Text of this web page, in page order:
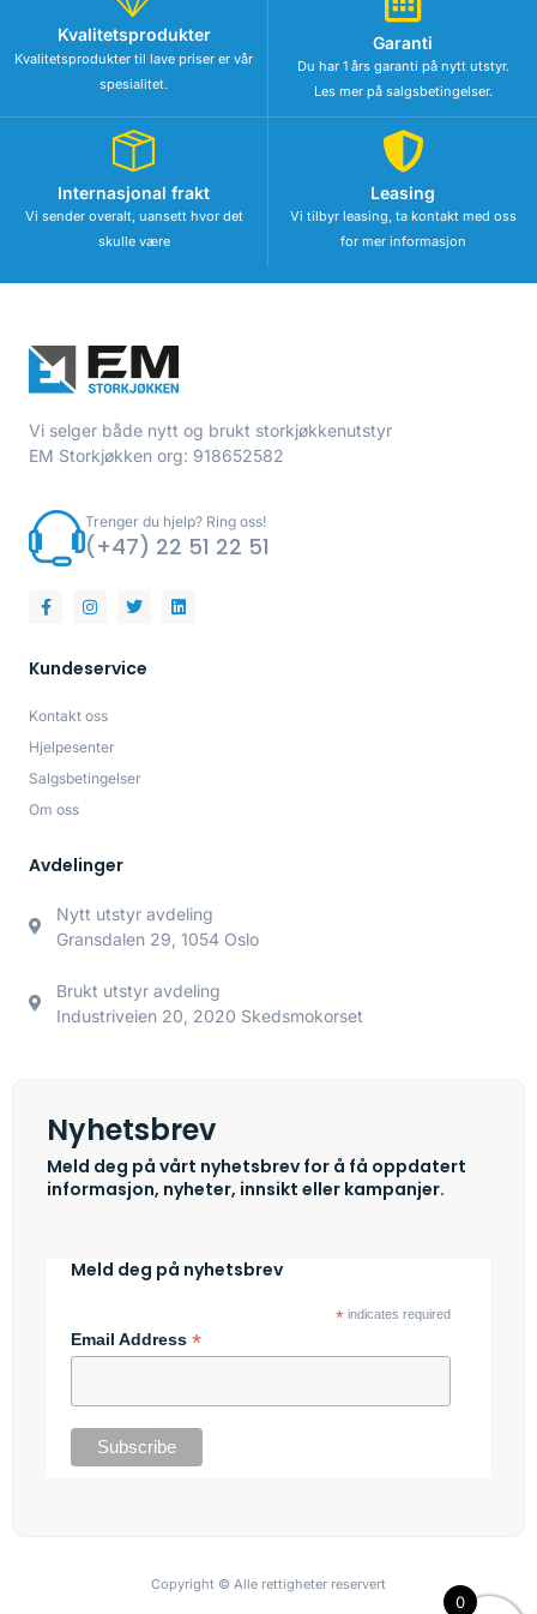
Kvalitetsprodukter
Kvalitetsprodukter til lave priser er vår
spesialitet.
Garanti
Du har 1 års garanti på nytt utstyr.
Les mer på salgsbetingelser.
Internasjonal frakt
Vi sender overalt, uansett hvor det
skulle være
Leasing
Vi tilbyr leasing, ta kontakt med oss
for mer informasjon
Vi selger både nytt og brukt storkjøkkenutstyr
EM Storkjøkken org: 918652582
Trenger du hjelp? Ring oss!
(+47) 22 51 22 51
Kundeservice
Kontakt oss
Hjelpesenter
Salgsbetingelser
Om oss
Avdelinger
Nytt utstyr avdeling
Gransdalen 29, 1054 Oslo
Brukt utstyr avdeling
Industriveien 20, 2020 Skedsmokorset
Nyhetsbrev
Meld deg på vårt nyhetsbrev for å få oppdatert
informasjon, nyheter, innsikt eller kampanjer.
Meld deg på nyhetsbrev
*indicates required
Email Address *
Copyright © Alle rettigheter reservert
0